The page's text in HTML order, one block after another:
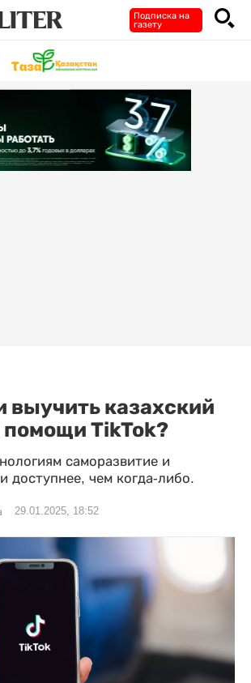
Подписка на
газету
казахский
TikTok?
саморазвитие и
доступнее, чем когда-либо.
29.01.2025, 18:52